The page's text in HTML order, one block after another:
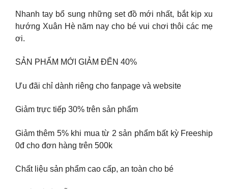
Nhanh tay bổ sung những set đồ mới nhất, bắt kịp xu
hướng Xuân Hè năm nay cho bé vui chơi thôi các mẹ
ơi.
SẢN PHẨM MỚI GIẢM ĐẾN 40%
Ưu đãi chỉ dành riêng cho fanpage và website
Giảm trực tiếp 30% trên sản phẩm
Giảm thêm 5% khi mua từ 2 sản phẩm bất kỳ Freeship
0đ cho đơn hàng trên 500k
Chất liệu sản phẩm cao cấp, an toàn cho bé